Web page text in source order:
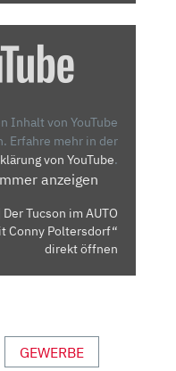
Inhalt von YouTube
Erfahre mehr in der
von YouTube.
anzeigen
Tucson im AUTO
Conny Poltersdorf“
direkt öffnen
GEWERBE